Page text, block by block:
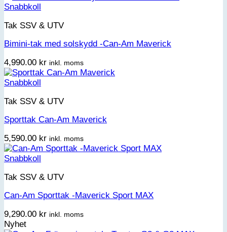
Snabbkoll
Tak SSV & UTV
Bimini-tak med solskydd -Can-Am Maverick
4,990.00 kr inkl. moms
Snabbkoll
Tak SSV & UTV
Sporttak Can-Am Maverick
5,590.00 kr inkl. moms
Snabbkoll
Tak SSV & UTV
Can-Am Sporttak -Maverick Sport MAX
9,290.00 kr inkl. moms
Nyhet